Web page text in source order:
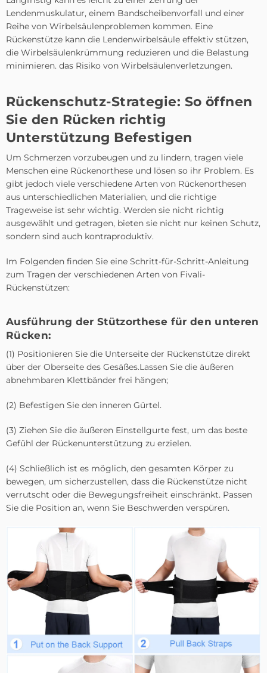
Lendenmuskulatur, einem Bandscheibenvorfall und einer
Reihe von Wirbelsäulenproblemen kommen. Eine
Rückenstütze kann die Lendenwirbelsäule effektiv stützen,
die Wirbelsäulenkrümmung reduzieren und die Belastung
minimieren. das Risiko von Wirbelsäulenverletzungen.
Rückenschutz-Strategie: So öffnen
Sie den Rücken richtig
Unterstützung Befestigen
Um Schmerzen vorzubeugen und zu lindern, tragen viele
Menschen eine Rückenorthese und lösen so ihr Problem. Es
gibt jedoch viele verschiedene Arten von Rückenorthesen
aus unterschiedlichen Materialien, und die richtige
Trageweise ist sehr wichtig. Werden sie nicht richtig
ausgewählt und getragen, bieten sie nicht nur keinen Schutz,
sondern sind auch kontraproduktiv.
Im Folgenden finden Sie eine Schritt-für-Schritt-Anleitung
zum Tragen der verschiedenen Arten von Fivali-
Rückenstützen:
Ausführung der Stützorthese für den unteren
Rücken:
(1) Positionieren Sie die Unterseite der Rückenstütze direkt
über der Oberseite des Gesäßes.Lassen Sie die äußeren
abnehmbaren Klettbänder frei hängen;
(2) Befestigen Sie den inneren Gürtel.
(3) Ziehen Sie die äußeren Einstellgurte fest, um das beste
Gefühl der Rückenunterstützung zu erzielen.
(4) Schließlich ist es möglich, den gesamten Körper zu
bewegen, um sicherzustellen, dass die Rückenstütze nicht
verrutscht oder die Bewegungsfreiheit einschränkt. Passen
Sie die Position an, wenn Sie Beschwerden verspüren.